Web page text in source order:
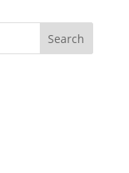
Search